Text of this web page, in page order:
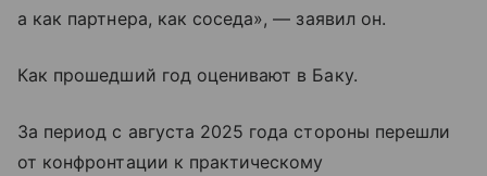
а как партнера, как соседа», — заявил он.
Как прошедший год оценивают в Баку.
За период с августа 2025 года стороны перешли
от конфронтации к практическому